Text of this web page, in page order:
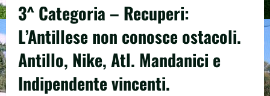
3^ Categoria – Recuperi:
L’Antillese non conosce ostacoli.
Antillo, Nike, Atl. Mandanici e
Indipendente vincenti.